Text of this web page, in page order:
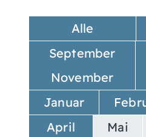
Alle
September
November
Januar
April
Mai